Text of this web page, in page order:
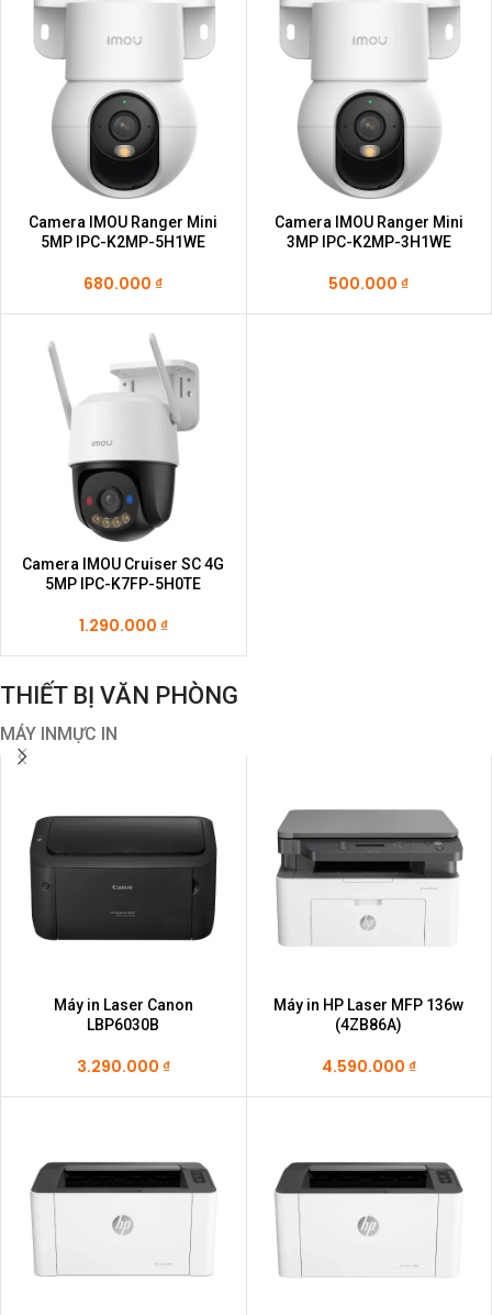
Camera IMOU Ranger Mini
5MP IPC-K2MP-5H1WE
680.000₫
Camera IMOU Ranger Mini
3MP IPC-K2MP-3H1WE
500.000₫
Camera IMOU Cruiser SC 4G
5MP IPC-K7FP-5H0TE
1.290.000 ₫
THIẾT BỊ VĂN PHÒNG
MÁY IN MỰC IN
Máy in Laser Canon
LBP6030B
3.290.000 ₫
Máy in HP Laser MFP 136w
(4ZB86A)
4.590.000 ₫